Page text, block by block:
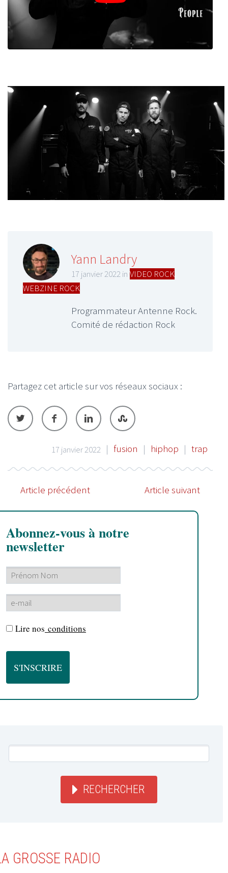
Yann Landry
17 janvier 2022 in VIDEO ROCK
WEBZINE ROCK
Programmateur Antenne Rock.
Comité de rédaction Rock
Partagez cet article sur vos réseaux sociaux :
17 janvier 2022 | fusion | hiphop | trap
Article précédent Article suivant
Abonnez-vous à notre
newsletter
Lire nos conditions
RECHERCHER
GROSSE RADIO